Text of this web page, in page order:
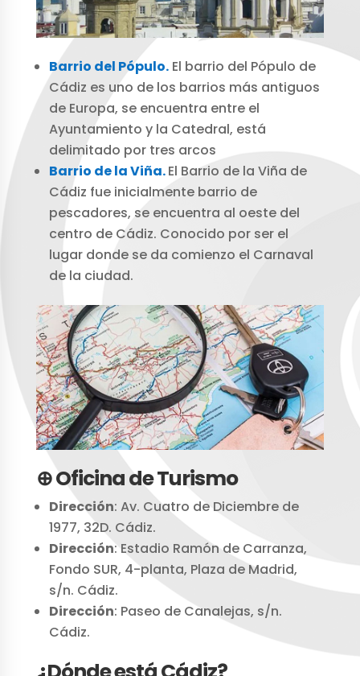
Barrio del Pópulo.El barrio del Pópulo de
Cádiz es uno de los barrios más antiguos
de Europa, se encuentra entre el
Ayuntamiento y la Catedral, está
delimitado por tres arcos
Barrio de la Viña.El Barrio de la Viña de
Cádiz fue inicialmente barrio de
pescadores, se encuentra al oeste del
centro de Cádiz. Conocido por ser el
lugar donde se da comienzo el Carnaval
de la ciudad.
⊕ Oficina de Turismo
Dirección: Av. Cuatro de Diciembre de
1977, 32D. Cádiz.
Dirección: Estadio Ramón de Carranza,
Fondo SUR, 4-planta, Plaza de Madrid,
s/n. Cádiz.
Dirección: Paseo de Canalejas, s/n.
Cádiz.